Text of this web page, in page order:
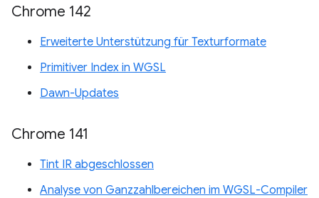
Chrome 142
Erweiterte Unterstützung für Texturformate
Primitiver Index in WGSL
Dawn-Updates
Chrome 141
Tint IR abgeschlossen
Analyse von Ganzzahlbereichen im WGSL-Compiler